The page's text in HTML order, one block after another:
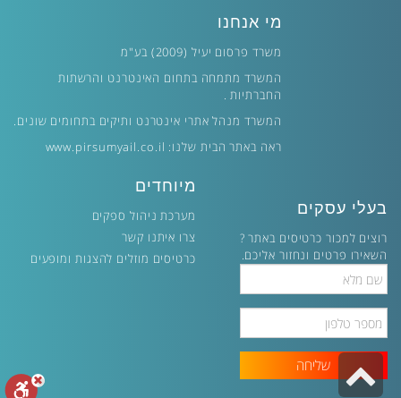
מי אנחנו
משרד פרסום יעיל (2009) בע"מ
המשרד מתמחה בתחום האינטרנט והרשתות
החברתיות .
המשרד מנהל אתרי אינטרנט ותיקים בתחומים שונים.
ראה באתר הבית שלנו: www.pirsumyail.co.il
בעלי עסקים
רוצים למכור כרטיסים באתר ?
השאירו פרטים ונחזור אליכם.
Name
Number
מיוחדים
מערכת ניהול ספקים
צרו איתנו קשר
כרטיסים מוזלים להצגות ומופעים
גלילה